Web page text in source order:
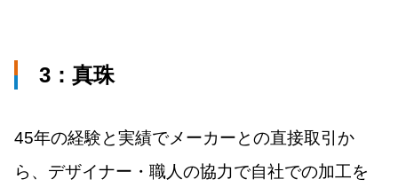
3： 真珠
45年の経験と実績でメーカーとの直接取引か
ら、デザイナー・職人の協力で自社での加工を